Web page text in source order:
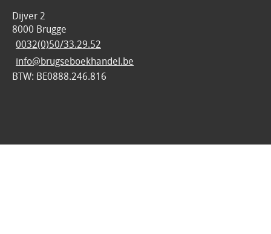
Dijver 2
8000 Brugge
0032(0)50/33.29.52
info@brugseboekhandel.be
BTW: BE0888.246.816